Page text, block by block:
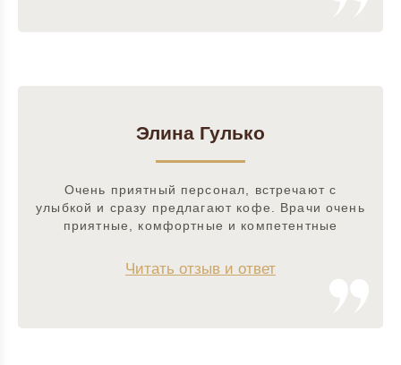
Элина Гулько
Очень приятный персонал, встречают с
улыбкой и сразу предлагают кофе. Врачи очень
приятные, комфортные и компетентные
Читать отзыв и ответ